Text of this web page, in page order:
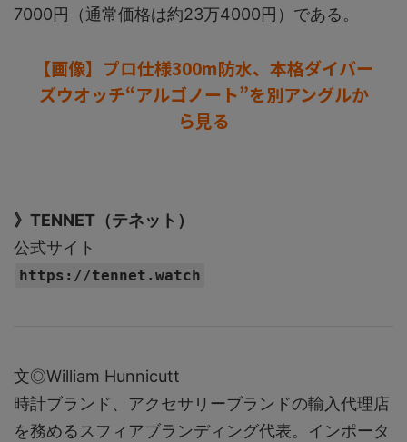
7000円（通常価格は約23万4000円）である。
【画像】プロ仕様300m防水、本格ダイバー
ズウオッチ“アルゴノート”を別アングルか
ら見る
》TENNET（テネット）
公式サイト
https://tennet.watch
文◎William Hunnicutt
時計ブランド、アクセサリーブランドの輸入代理店
を務めるスフィアブランディング代表。インポータ